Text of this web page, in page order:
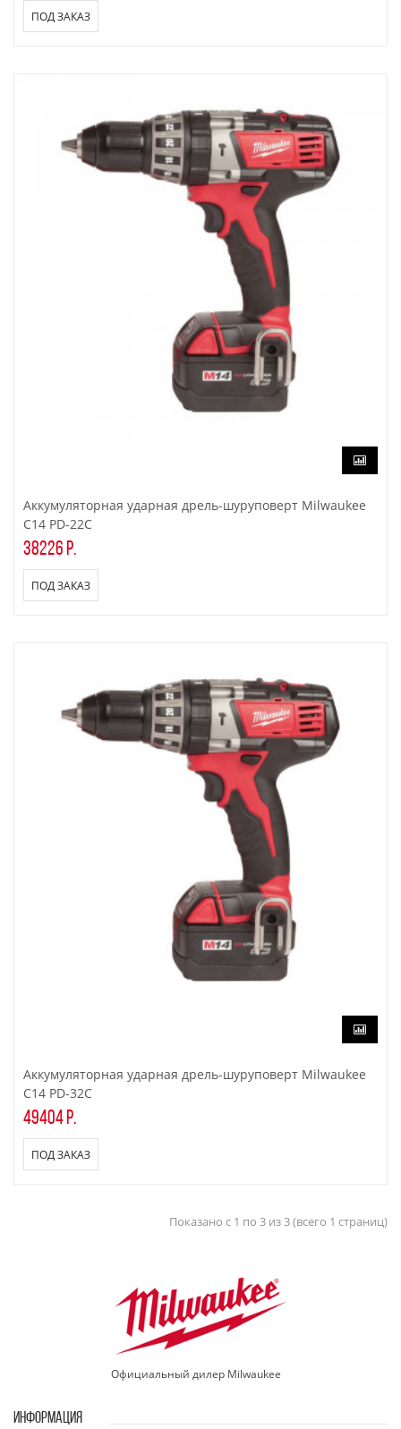
ПОД ЗАКАЗ
Аккумуляторная ударная дрель-шуруповерт Milwaukee
C14 PD-22C
38226 р.
ПОД ЗАКАЗ
Аккумуляторная ударная дрель-шуруповерт Milwaukee
C14 PD-32C
49404 р.
ПОД ЗАКАЗ
Показано с 1 по 3 из 3 (всего 1 страниц)
Официальный дилер Milwaukee
ИНФОРМАЦИЯ